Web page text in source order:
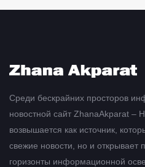
Среди бескрайних просторов
новостной сайт ZhanaAkparat –
возвышается как источник,
свежие новости, но и открывает
горизонты информационной